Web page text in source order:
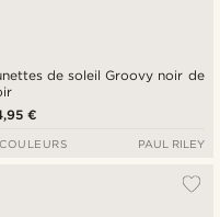
de soleil Groovy noir de
€
PAUL RILEY